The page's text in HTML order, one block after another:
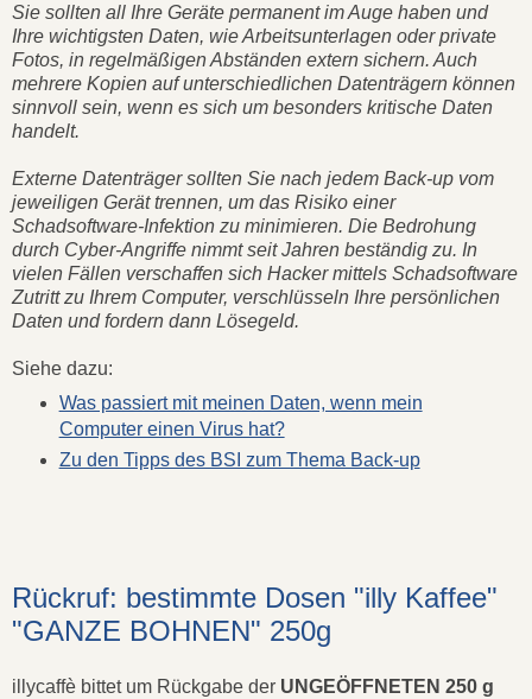
Sie sollten all Ihre Geräte permanent im Auge haben und
Ihre wichtigsten Daten, wie Arbeitsunterlagen oder private
Fotos, in regelmäßigen Abständen extern sichern. Auch
mehrere Kopien auf unterschiedlichen Datenträgern können
sinnvoll sein, wenn es sich um besonders kritische Daten
handelt.
Externe Datenträger sollten Sie nach jedem Back-up vom
jeweiligen Gerät trennen, um das Risiko einer
Schadsoftware-Infektion zu minimieren. Die Bedrohung
durch Cyber-Angriffe nimmt seit Jahren beständig zu. In
vielen Fällen verschaffen sich Hacker mittels Schadsoftware
Zutritt zu Ihrem Computer, verschlüsseln Ihre persönlichen
Daten und fordern dann Lösegeld.
Siehe dazu:
Was passiert mit meinen Daten, wenn mein
Computer einen Virus hat?
Zu den Tipps des BSI zum Thema Back-up
Rückruf: bestimmte Dosen "illy Kaffee"
"GANZE BOHNEN" 250g
illycaffè bittet um Rückgabe der UNGEÖFFNETEN 250 g